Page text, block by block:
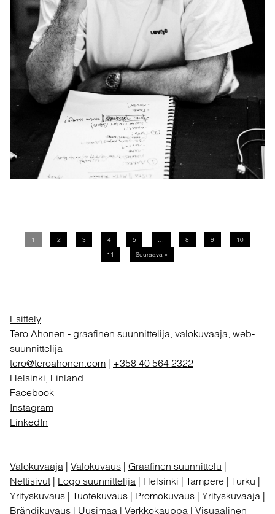
1 2 3 4 5 … 8 9
10
11
Seuraava »
Esittely
Tero Ahonen - graafinen suunnittelija, valokuvaaja, web-
suunnittelija
tero@teroahonen.com | +358 40 564 2322
Helsinki, Finland
Facebook
Instagram
LinkedIn
Valokuvaaja | Valokuvaus | Graafinen suunnittelu |
Nettisivut | Logo suunnittelija | Helsinki | Tampere | Turku |
Yrityskuvaus | Tuotekuvaus | Promokuvaus | Yrityskuvaaja |
Brändikuvaus | Uusimaa | Verkkokauppa | Visuaalinen